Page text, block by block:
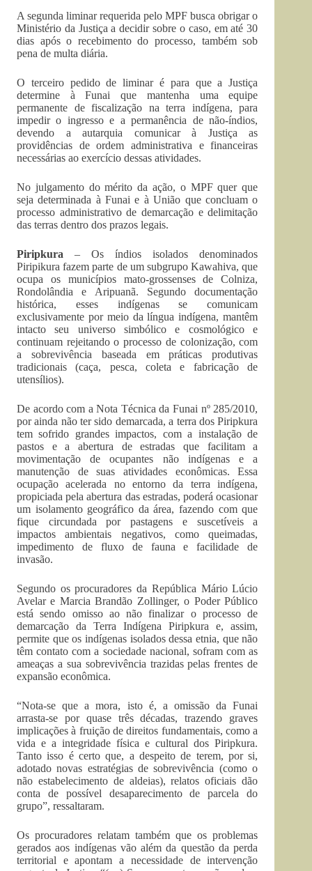
A segunda liminar requerida pelo MPF busca obrigar o
Ministério da Justiça a decidir sobre o caso, em até 30
dias após o recebimento do processo, também sob
pena de multa diária.
O terceiro pedido de liminar é para que a Justiça
determine à Funai que mantenha uma equipe
permanente de fiscalização na terra indígena, para
impedir o ingresso e a permanência de não-índios,
devendo a autarquia comunicar à Justiça as
providências de ordem administrativa e financeiras
necessárias ao exercício dessas atividades.
No julgamento do mérito da ação, o MPF quer que
seja determinada à Funai e à União que concluam o
processo administrativo de demarcação e delimitação
das terras dentro dos prazos legais.
Piripkura – Os índios isolados denominados
Piripikura fazem parte de um subgrupo Kawahiva, que
ocupa os municípios mato-grossenses de Colniza,
Rondolândia e Aripuanã. Segundo documentação
histórica, esses indígenas se comunicam
exclusivamente por meio da língua indígena, mantêm
intacto seu universo simbólico e cosmológico e
continuam rejeitando o processo de colonização, com
a sobrevivência baseada em práticas produtivas
tradicionais (caça, pesca, coleta e fabricação de
utensílios).
De acordo com a Nota Técnica da Funai nº 285/2010,
por ainda não ter sido demarcada, a terra dos Piripkura
tem sofrido grandes impactos, com a instalação de
pastos e a abertura de estradas que facilitam a
movimentação de ocupantes não indígenas e a
manutenção de suas atividades econômicas. Essa
ocupação acelerada no entorno da terra indígena,
propiciada pela abertura das estradas, poderá ocasionar
um isolamento geográfico da área, fazendo com que
fique circundada por pastagens e suscetíveis a
impactos ambientais negativos, como queimadas,
impedimento de fluxo de fauna e facilidade de
invasão.
Segundo os procuradores da República Mário Lúcio
Avelar e Marcia Brandão Zollinger, o Poder Público
está sendo omisso ao não finalizar o processo de
demarcação da Terra Indígena Piripkura e, assim,
permite que os indígenas isolados dessa etnia, que não
têm contato com a sociedade nacional, sofram com as
ameaças a sua sobrevivência trazidas pelas frentes de
expansão econômica.
“Nota-se que a mora, isto é, a omissão da Funai
arrasta-se por quase três décadas, trazendo graves
implicações à fruição de direitos fundamentais, como a
vida e a integridade física e cultural dos Piripkura.
Tanto isso é certo que, a despeito de terem, por si,
adotado novas estratégias de sobrevivência (como o
não estabelecimento de aldeias), relatos oficiais dão
conta de possível desaparecimento de parcela do
grupo”, ressaltaram.
Os procuradores relatam também que os problemas
gerados aos indígenas vão além da questão da perda
territorial e apontam a necessidade de intervenção